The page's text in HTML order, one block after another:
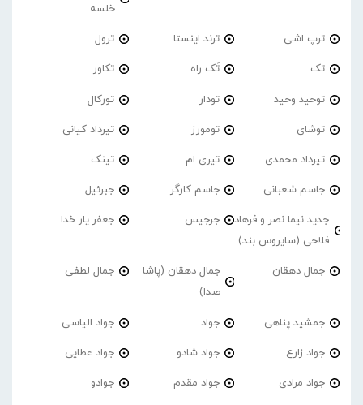
خلسه
ترپ اشی ترند اینستا ترول
تک تَک راه تکاور
توحید وحید تودار تورکال
توشای تومورز تیرداد کیانی
تیرداد محمدی تیری ام تینک
جاسم شعبانی جاسم کارگر جبرئیل
جدید نیما نصر و فرهاد
فلاحی (سایروس بند)
جرجیس جعفر یار خدا
جمال دهقان
جمال دهقان (پاشا
صدا)
جمال لطفی
جمشید پناهی جواد جواد الیاسی
جواد زارع جواد شادو جواد عطایی
جواد مرادی جواد مقدم جوادو